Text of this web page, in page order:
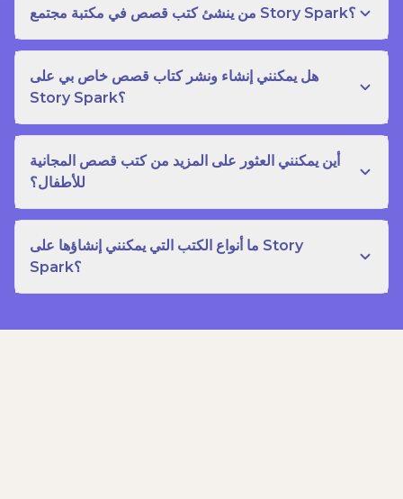
من ينشئ كتب قصص في مكتبة مجتمع Story Spark؟
هل يمكنني إنشاء ونشر كتاب قصص خاص بي على
Story Spark؟
أين يمكنني العثور على المزيد من كتب قصص المجانية
للأطفال؟
ما أنواع الكتب التي يمكنني إنشاؤها على Story
Spark؟